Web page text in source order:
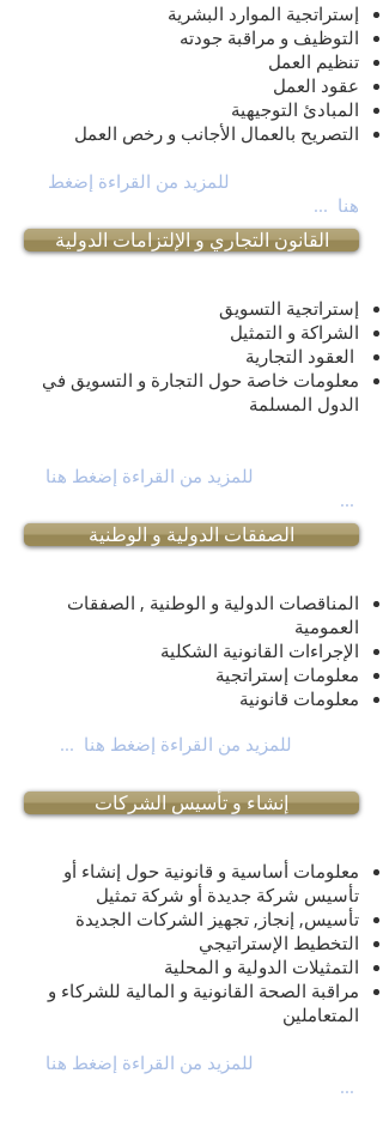
إستراتجية الموارد البشرية
التوظيف و مراقبة جودته
تنظيم العمل
عقود العمل
المبادئ التوجيهية
التصريح بالعمال الأجانب و رخص العمل
للمزيد من القراءة إضغط
هنا ...
القانون التجاري و الإلتزامات الدولية
إستراتجية التسويق
الشراكة و التمثيل
العقود التجارية
معلومات خاصة حول التجارة و التسويق في
الدول المسلمة
للمزيد من القراءة إضغط هنا
...
الصفقات الدولية و الوطنية
المناقصات الدولية و الوطنية , الصفقات
العمومية
الإجراءات القانونية الشكلية
معلومات إستراتجية
معلومات قانونية
للمزيد من القراءة إضغط هنا ...
إنشاء و تأسيس الشركات
معلومات أساسية و قانونية حول إنشاء أو
تأسيس شركة جديدة أو شركة تمثيل
تأسيس, إنجاز, تجهيز الشركات الجديدة
التخطيط الإستراتيجي
التمثيلات الدولية و المحلية
مراقبة الصحة القانونية و المالية للشركاء و
المتعاملين
للمزيد من القراءة إضغط هنا
...